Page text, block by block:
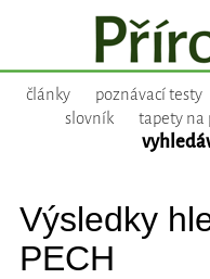
články poznávací testy
slovník
tapety na
Výsledky
PECH